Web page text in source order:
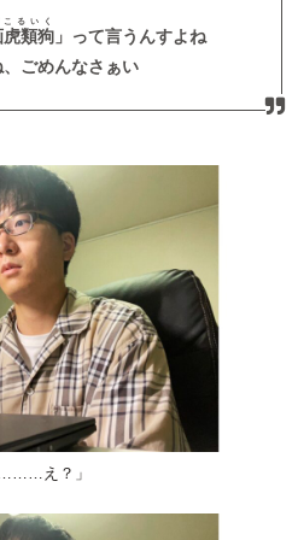
虎類狗
こるいく
」って言うんすよね
ごめんなさぁい
え？」